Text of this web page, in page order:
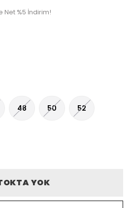
Net %5 İndirim!
48 50 52
YOK